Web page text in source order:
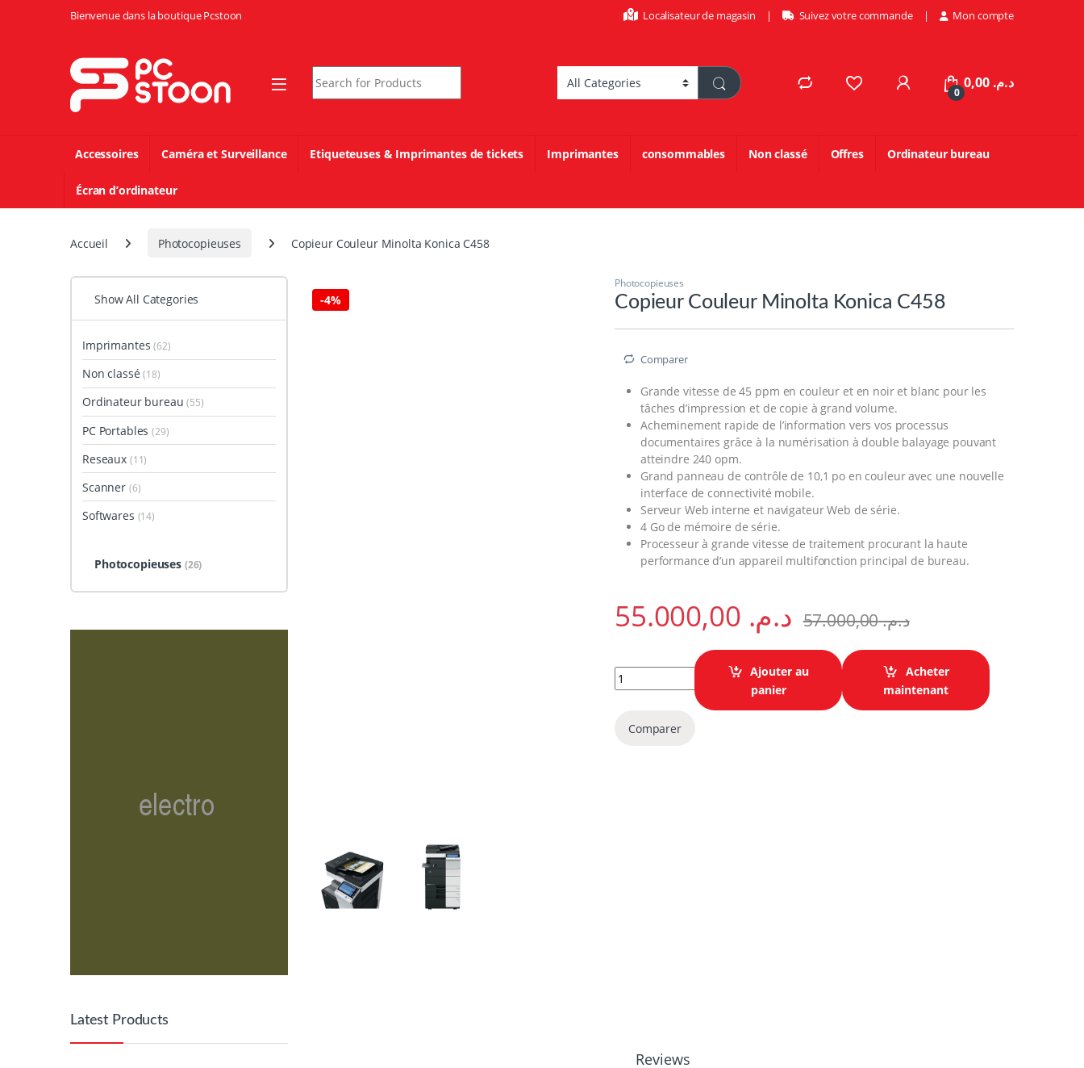
Skip to navigation
Skip to contentBienvenue dans la boutique Pcstoon Localisateur de magasin Suivez votre commande Mon compte
Search for:
0
د.م. 0,00
Accessoires Caméra et Surveillance Etiqueteuses & Imprimantes de tickets Imprimantes consommables Non classé Offres Ordinateur bureau
Écran d’ordinateur
Accueil Photocopieuses Copieur Couleur Minolta Konica C458
-4%
Photocopieuses
Copieur Couleur Minolta Konica C458
Comparer
Grande vitesse de 45 ppm en couleur et en noir et blanc pour les
tâches d’impression et de copie à grand volume.
Acheminement rapide de l’information vers vos processus
documentaires grâce à la numérisation à double balayage pouvant
atteindre 240 opm.
Grand panneau de contrôle de 10,1 po en couleur avec une nouvelle
interface de connectivité mobile.
Serveur Web interne et navigateur Web de série.
4 Go de mémoire de série.
Processeur à grande vitesse de traitement procurant la haute
performance d’un appareil multifonction principal de bureau.
د.م. د.م.57.000,00
Copieur Couleur Minolta Konica C458 quantity
Ajouter au
panier
Acheter
maintenant
Comparer
Reviews
Show All Categories
Imprimantes(62)
Non classé(18)
Ordinateur bureau(55)
PC Portables(29)
Reseaux (11)
Scanner (6)
Softwares (14)
Photocopieuses (26)
Latest Products